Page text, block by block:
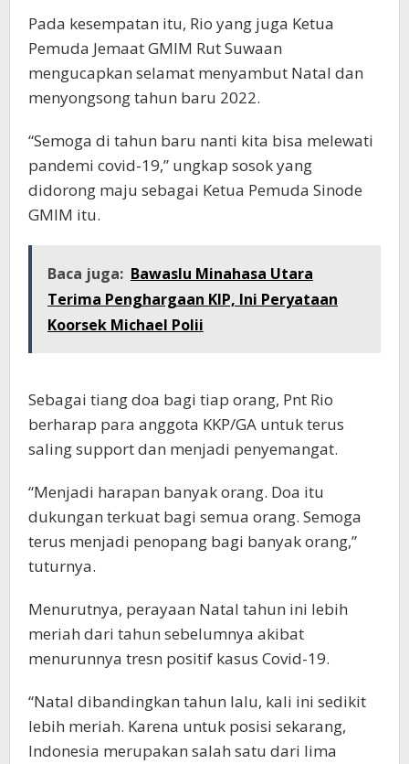
Pada kesempatan itu, Rio yang juga Ketua
Pemuda Jemaat GMIM Rut Suwaan
mengucapkan selamat menyambut Natal dan
menyongsong tahun baru 2022.
“Semoga di tahun baru nanti kita bisa melewati
pandemi covid-19,” ungkap sosok yang
didorong maju sebagai Ketua Pemuda Sinode
GMIM itu.
Baca juga: Bawaslu Minahasa Utara
Terima Penghargaan KIP, Ini Peryataan
Koorsek Michael Polii
Sebagai tiang doa bagi tiap orang, Pnt Rio
berharap para anggota KKP/GA untuk terus
saling support dan menjadi penyemangat.
“Menjadi harapan banyak orang. Doa itu
dukungan terkuat bagi semua orang. Semoga
terus menjadi penopang bagi banyak orang,”
tuturnya.
Menurutnya, perayaan Natal tahun ini lebih
meriah dari tahun sebelumnya akibat
menurunnya tresn positif kasus Covid-19.
“Natal dibandingkan tahun lalu, kali ini sedikit
lebih meriah. Karena untuk posisi sekarang,
Indonesia merupakan salah satu dari lima